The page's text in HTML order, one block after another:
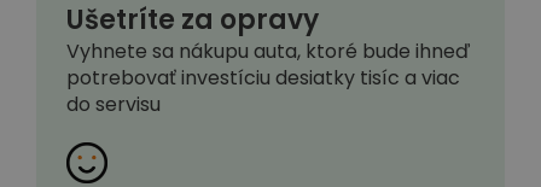
Ušetríte za opravy
Vyhnete sa nákupu auta, ktoré bude ihneď
potrebovať investíciu desiatky tisíc a viac
do servisu